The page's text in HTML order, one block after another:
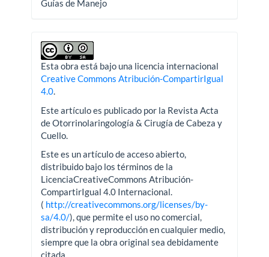
Guías de Manejo
Esta obra está bajo una licencia internacional
Creative Commons Atribución-CompartirIgual
4.0.
Este artículo es publicado por la Revista Acta
de Otorrinolaringología & Cirugía de Cabeza y
Cuello.
Este es un artículo de acceso abierto,
distribuido bajo los términos de la
LicenciaCreativeCommons Atribución-
CompartirIgual 4.0 Internacional.
( http://creativecommons.org/licenses/by-
sa/4.0/), que permite el uso no comercial,
distribución y reproducción en cualquier medio,
siempre que la obra original sea debidamente
citada.